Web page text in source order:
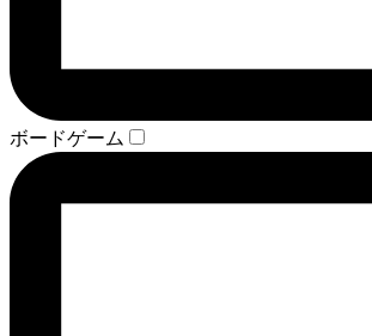
ボードゲーム